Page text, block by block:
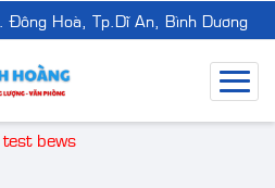
Đông Hoà, Tp.Dĩ An, Bình Dương
test bews